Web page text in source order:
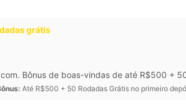
grátis
Bônus de boas-vindas de até R$500 +
Até R$500 + 50 Rodadas Grátis no primeiro